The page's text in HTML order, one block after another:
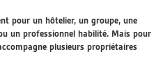
pour un hôtelier, un groupe, une
un professionnel habilité. Mais pour
plusieurs propriétaires